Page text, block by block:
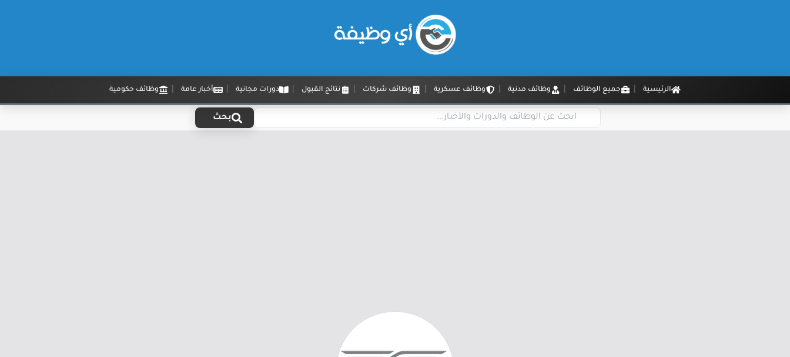
الرئيسية جميع الوظائف وظائف مدنية وظائف عسكرية وظائف شركات نتائج القبول دورات مجانية أخبار عامة وظائف حكومية
بحث